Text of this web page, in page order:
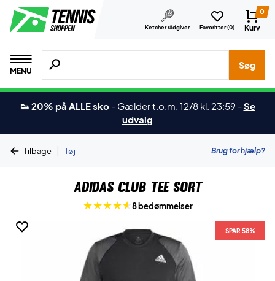
Ketcher rådgiver Favoritter (0)
0
Kurv
MENU
Søg efter produkter, mærker etc.
Søg
👟 20% på ALLE sko - Gælder t.o.m. 12/8 kl. 23:59 -Se
udvalg
Tilbage | Tøj Brug for hjælp?
Adidas Club Tee Sort
8 bedømmelser
SPAR 58%